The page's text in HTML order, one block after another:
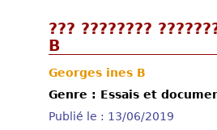
??? ????????
B
Georges ines B
Genre : Essais et
Publié le : 13/06/2019